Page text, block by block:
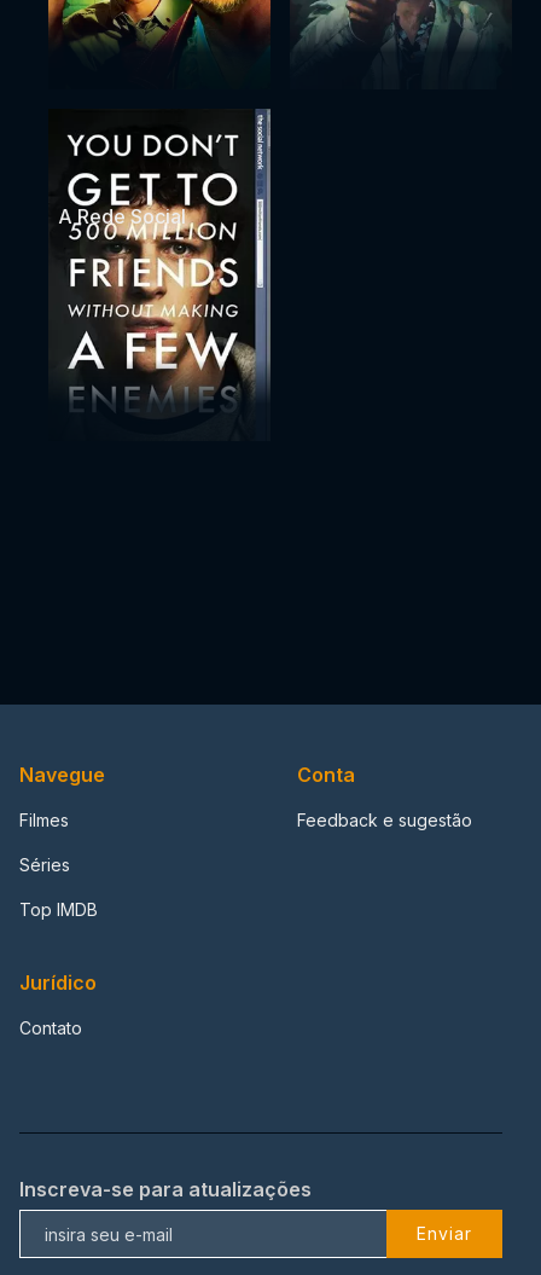
A Rede Social
Navegue
Filmes
Séries
Top IMDB
Conta
Feedback e sugestão
Jurídico
Contato
Inscreva-se para atualizações
Enviar